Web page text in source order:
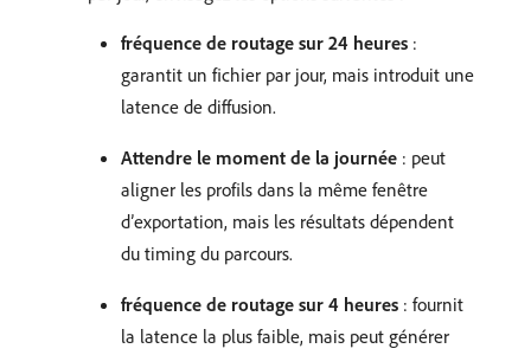
fréquence de routage sur 24 heures :
garantit un fichier par jour, mais introduit une
latence de diffusion.
Attendre le moment de la journée : peut
aligner les profils dans la même fenêtre
d’exportation, mais les résultats dépendent
du timing du parcours.
fréquence de routage sur 4 heures : fournit
la latence la plus faible, mais peut générer